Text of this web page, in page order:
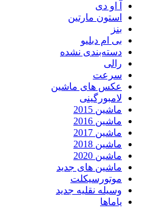
آ او دی
استون مارتین
بنز
بی ام دبلیو
دسته‌بندی نشده
رالی
سرعت
عکس های ماشین
لامبورگینی
ماشین 2015
ماشین 2016
ماشین 2017
ماشین 2018
ماشین 2020
ماشین های جدید
موتورسیکلت
وسیله نقلیه جدید
یاماها